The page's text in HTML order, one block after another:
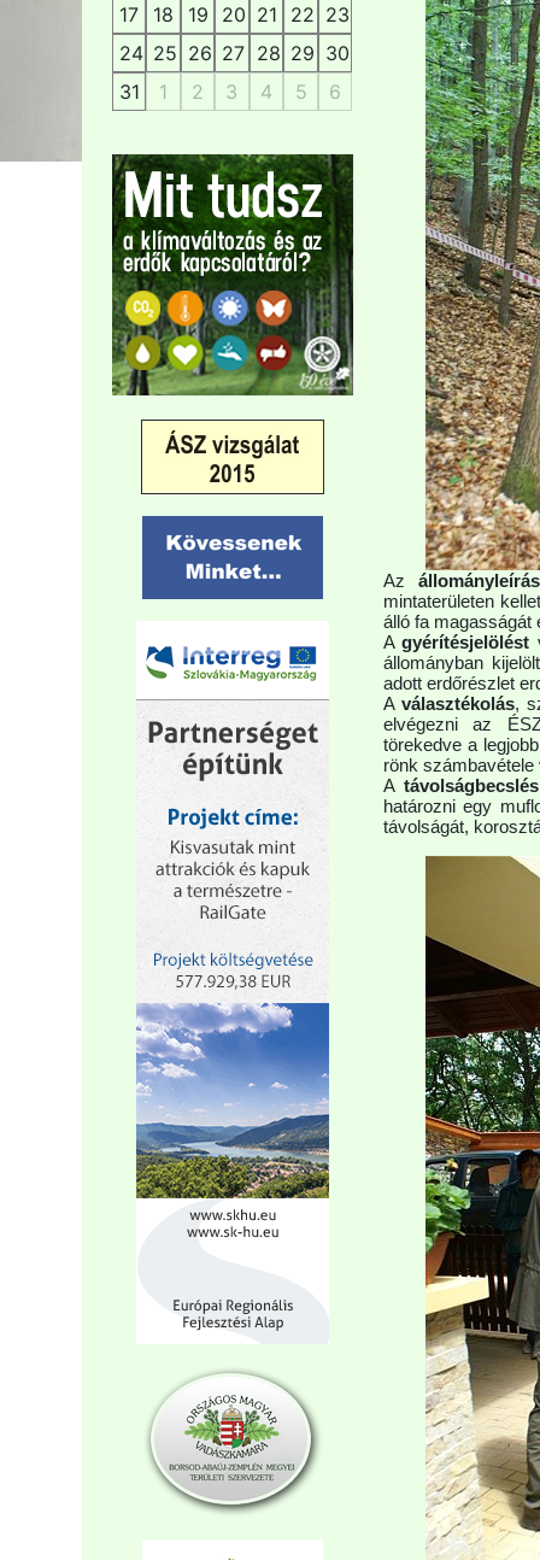
17
18 19 20 21 22 23
24 25 26 27 28 29 30
31
1 2 3 4 5 6
Az
mintaterületen
álló fa magasságát
A gyérítésjelölést
állományban
adott erdőrészlet
A választékolás,
elvégezni az
törekedve a
rönk számbavétele
A
határozni egy
távolságát,